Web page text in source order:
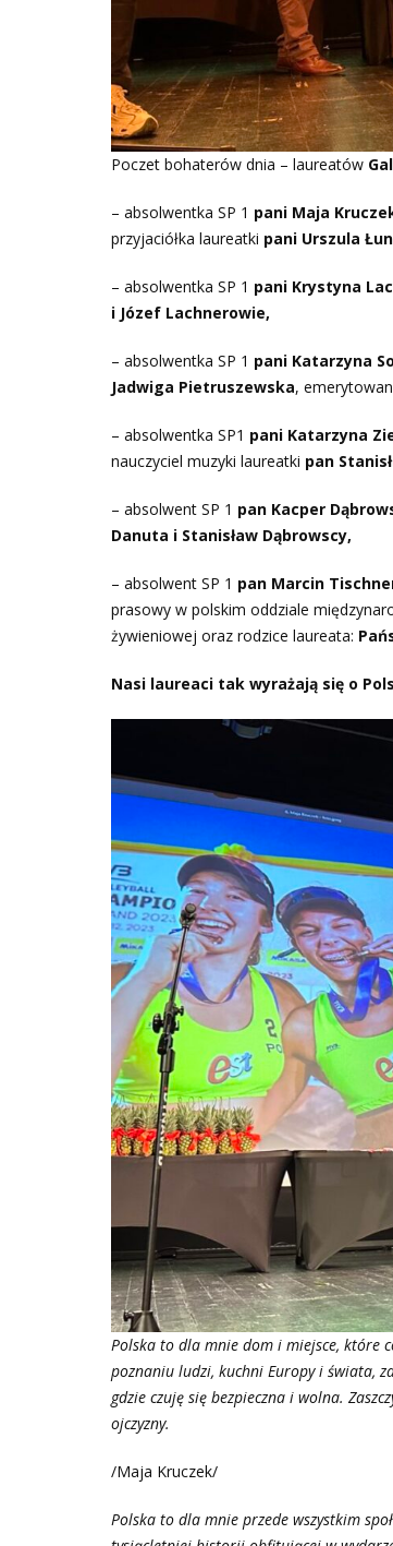
Poczet bohaterów dnia – laureatów
– absolwentka SP 1 pani Maja
przyjaciółka laureatki pani Urszula
– absolwentka SP 1 pani Krystyna
i Józef Lachnerowie,
– absolwentka SP 1 pani Katarzyna
Jadwiga Pietruszewska,
– absolwentka SP1 pani Katarzyna
nauczyciel muzyki laureatki pan
– absolwent SP 1 pan Kacper
Danuta i Stanisław Dąbrowscy,
– absolwent SP 1 pan Marcin
prasowy w polskim oddziale
żywieniowej oraz rodzice laureata:
Nasi laureaci tak wyrażają się o
Polska to dla mnie dom i miejsce, które
poznaniu ludzi, kuchni Europy i świata,
gdzie czuję się bezpieczna i wolna.
ojczyzny.
/Maja Kruczek/
Polska to dla mnie przede wszystkim